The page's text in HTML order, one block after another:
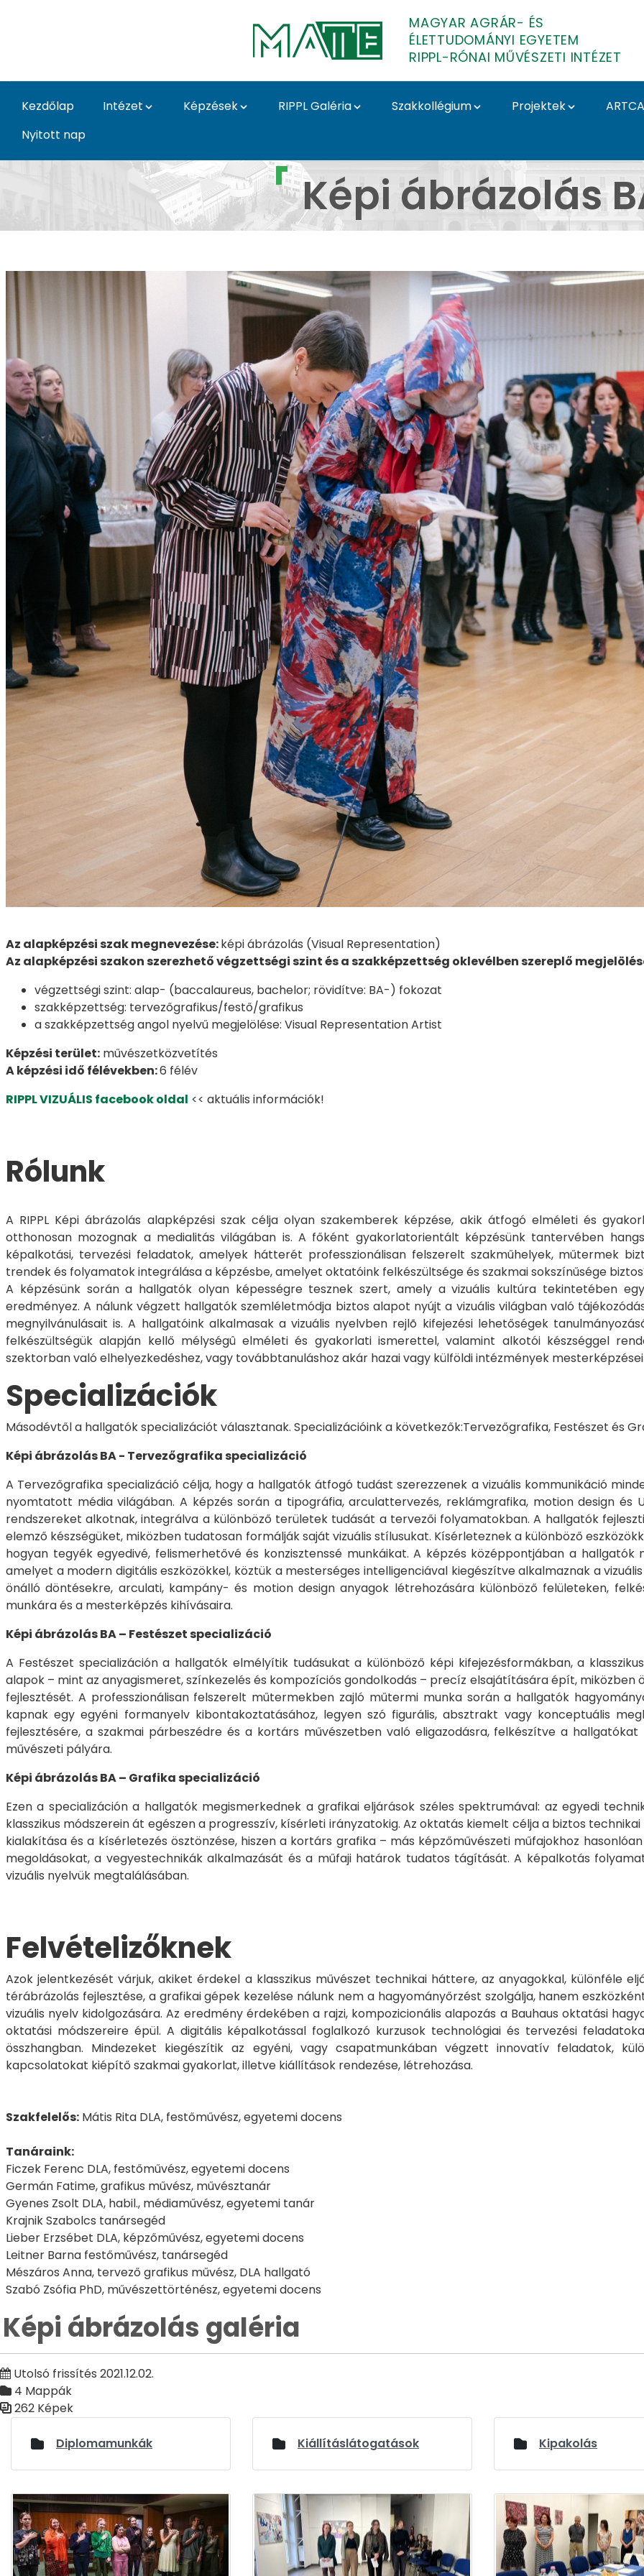
MAGYAR AGRÁR- ÉS
ÉLETTUDOMÁNYI EGYETEM
RIPPL-RÓNAI MŰVÉSZETI INTÉZET
Kezdőlap Intézet Képzések RIPPL Galéria Szakkollégium Projektek
Nyitott nap
Képi ábrázolás galéria - Képi ábrázolás BA
Képi ábrázolás
Az alapképzési szak megnevezése:képi ábrázolás (Visual Representation)
Az alapképzési szakon szerezhető végzettségi szint és a szakképzettség oklevélben szereplő
végzettségi szint: alap- (baccalaureus, bachelor; rövidítve: BA-) fokozat
szakképzettség: tervezőgrafikus/festő/grafikus
a szakképzettség angol nyelvű megjelölése: Visual Representation Artist
Képzési terület: művészetközvetítés
A képzési idő félévekben:6 félév
RIPPL VIZUÁLIS facebook oldal << aktuális információk!
Rólunk
A RIPPL Képi ábrázolás alapképzési szak célja olyan szakemberek képzése, akik átfogó elméleti és
otthonosan mozognak a medialitás világában is. A főként gyakorlatorientált képzésünk tantervében
képalkotási, tervezési feladatok, amelyek hátterét professzionálisan felszerelt szakműhelyek, műtermek
trendek és folyamatok integrálása a képzésbe, amelyet oktatóink felkészültsége és szakmai sokszínűsége
A képzésünk során a hallgatók olyan képességre tesznek szert, amely a vizuális kultúra tekintetében
eredményez. A nálunk végzett hallgatók szemléletmódja biztos alapot nyújt a vizuális világban való
megnyilvánulásait is. A hallgatóink alkalmasak a vizuális nyelvben rejlõ kifejezési lehetőségek
felkészültségük alapján kellő mélységû elméleti és gyakorlati ismerettel, valamint alkotói készséggel
szektorban való elhelyezkedéshez, vagy továbbtanuláshoz akár hazai vagy külföldi intézmények
Specializációk
Másodévtől a hallgatók specializációt választanak. Specializációink a következők:Tervezőgrafika, Festészet és
Képi ábrázolás BA - Tervezőgrafika specializáció
A Tervezőgrafika specializáció célja, hogy a hallgatók átfogó tudást szerezzenek a vizuális kommunikáció
nyomtatott média világában. A képzés során a tipográfia, arculattervezés, reklámgrafika, motion design és
rendszereket alkotnak, integrálva a különböző területek tudását a tervezői folyamatokban. A hallgatók
elemző készségüket, miközben tudatosan formálják saját vizuális stílusukat. Kísérleteznek a különböző
hogyan tegyék egyedivé, felismerhetővé és konzisztenssé munkáikat. A képzés középpontjában a hallgatók
amelyet a modern digitális eszközökkel, köztük a mesterséges intelligenciával kiegészítve alkalmaznak a
önálló döntésekre, arculati, kampány- és motion design anyagok létrehozására különböző felületeken,
munkára és a mesterképzés kihívásaira.
Képi ábrázolás BA – Festészet specializáció
A Festészet specializáción a hallgatók elmélyítik tudásukat a különböző képi kifejezésformákban, a
alapok – mint az anyagismeret, színkezelés és kompozíciós gondolkodás – precíz elsajátítására épít,
fejlesztését. A professzionálisan felszerelt műtermekben zajló műtermi munka során a hallgatók
kapnak egy egyéni formanyelv kibontakoztatásához, legyen szó figurális, absztrakt vagy konceptuális
fejlesztésére, a szakmai párbeszédre és a kortárs művészetben való eligazodásra, felkészítve a
művészeti pályára.
Képi ábrázolás BA – Grafika specializáció
Ezen a specializáción a hallgatók megismerkednek a grafikai eljárások széles spektrumával: az egyedi
klasszikus módszerein át egészen a progresszív, kísérleti irányzatokig. Az oktatás kiemelt célja a biztos
kialakítása és a kísérletezés ösztönzése, hiszen a kortárs grafika – más képzőművészeti műfajokhoz
megoldásokat, a vegyestechnikák alkalmazását és a műfaji határok tudatos tágítását. A képalkotás
vizuális nyelvük megtalálásában.
Felvételizőknek
Azok jelentkezését várjuk, akiket érdekel a klasszikus művészet technikai háttere, az anyagokkal, különféle
térábrázolás fejlesztése, a grafikai gépek kezelése nálunk nem a hagyományőrzést szolgálja, hanem
vizuális nyelv kidolgozására. Az eredmény érdekében a rajzi, kompozicionális alapozás a Bauhaus oktatási
oktatási módszereire épül. A digitális képalkotással foglalkozó kurzusok technológiai és tervezési
összhangban. Mindezeket kiegészítik az egyéni, vagy csapatmunkában végzett innovatív feladatok,
kapcsolatokat kiépítő szakmai gyakorlat, illetve kiállítások rendezése, létrehozása.
Szakfelelős: Mátis Rita DLA, festőművész, egyetemi docens
Tanáraink:
Ficzek Ferenc DLA, festőművész, egyetemi docens
Germán Fatime, grafikus művész, művésztanár
Gyenes Zsolt DLA, habil., médiaművész, egyetemi tanár
Krajnik Szabolcs tanársegéd
Lieber Erzsébet DLA, képzőművész, egyetemi docens
Leitner Barna festőművész, tanársegéd
Mészáros Anna, tervező grafikus művész, DLA hallgató
Szabó Zsófia PhD, művészettörténész, egyetemi docens
Képi ábrázolás galéria
Utolsó frissítés 2021.12.02.
4 Mappák
262 Képek
Diplomamunkák
Kiállításlátogatások Kipakolás
Médiatár